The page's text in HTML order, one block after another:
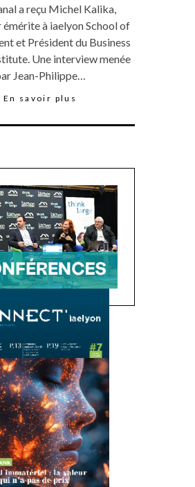
a reçu Michel Kalika,
à iaelyon School of
et Président du Business
Une interview menée
Jean-Philippe…
En savoir plus